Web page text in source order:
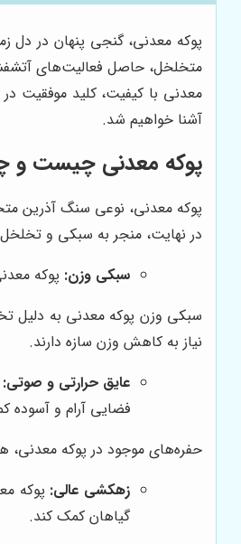
پوکه معدنی، گنجی پنهان در دل
متخلخل، حاصل فعالیت‌های
معدنی با کیفیت، کلید موفقیت
آشنا خواهیم شد.
پوکه معدنی چیست و
پوکه معدنی، نوعی سنگ آذرین
در نهایت، منجر به سبکی و
سبکی وزن: پوکه
سبکی وزن پوکه معدنی به دلیل
نیاز به کاهش وزن سازه دارند.
عایق حرارتی و صوتی:
فضایی آرام و آسوده
حفره‌های موجود در پوکه معدنی،
زهکشی عالی: پوکه
گیاهان کمک کند.